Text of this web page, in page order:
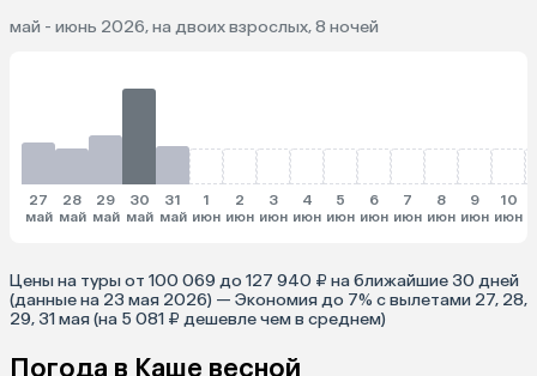
май - июнь 2026, на двоих взрослых, 8 ночей
27
май
28
май
29
май
30
май
31
май
1
июн
2
июн
3
июн
4
июн
5
июн
6
июн
7
июн
8
июн
9
июн
10
июн
Цены на туры от 100 069 до 127 940 ₽ на ближайшие 30 дней
(данные на 23 мая 2026) — Экономия до 7% с вылетами 27, 28,
29, 31 мая (на 5 081 ₽ дешевле чем в среднем)
Погода в Каше весной